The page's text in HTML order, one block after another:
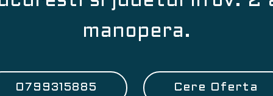
manopera.
0799315885 Cere Oferta